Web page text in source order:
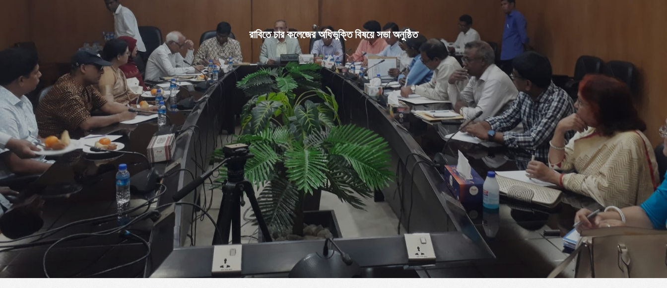
রাবিতে চার কলেজের অধিভুক্তি বিষয়ে সভা অনুষ্ঠিত